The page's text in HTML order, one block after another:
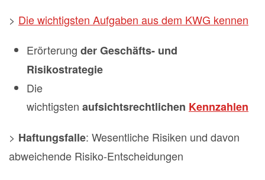
> Die wichtigsten Aufgaben aus dem KWG kennen
Erörterung der Geschäfts- und
Risikostrategie
Die
wichtigsten aufsichtsrechtlichen Kennzahlen
> Haftungsfalle: Wesentliche Risiken und davon
abweichende Risiko-Entscheidungen